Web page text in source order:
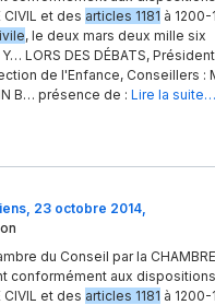
et des articles 1181 à 1200-
, le deux mars deux mille six
LORS DES DÉBATS,
de l'Enfance, Conseillers :
B… présence de : Lire la suite…
23 octobre 2014,
du Conseil par la CHAMBRE
conformément aux
et des articles 1181 à 1200-